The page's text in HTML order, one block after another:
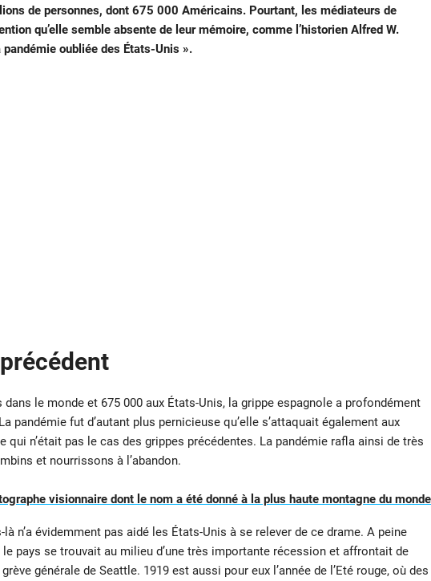
de personnes, dont 675 000 Américains. Pourtant, les médiateurs de
qu’elle semble absente de leur mémoire, comme l’historien Alfred W.
oubliée des États-Unis ».
le monde et 675 000 aux États-Unis, la grippe espagnole a profondément
pandémie fut d’autant plus pernicieuse qu’elle s’attaquait également aux
qui n’était pas le cas des grippes précédentes. La pandémie rafla ainsi de très
et nourrissons à l’abandon.
visionnaire dont le nom a été donné à la plus haute montagne du monde
n’a évidemment pas aidé les États-Unis à se relever de ce drame. A peine
pays se trouvait au milieu d’une très importante récession et affrontait de
générale de Seattle. 1919 est aussi pour eux l’année de l’Eté rouge, où des